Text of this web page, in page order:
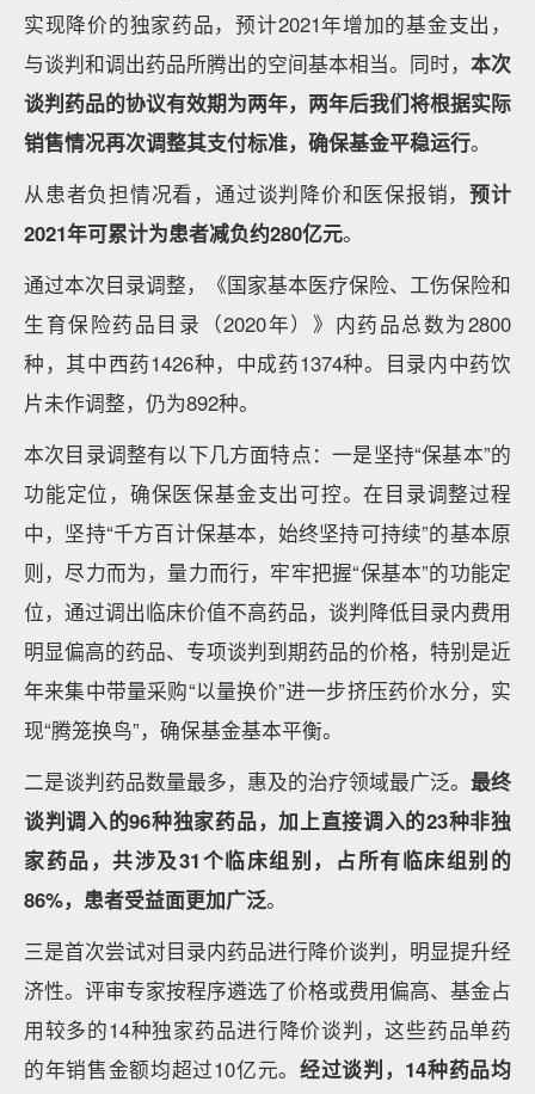
实现降价的独家药品，预计2021年增加的基金支出，
与谈判和调出药品所腾出的空间基本相当。同时， 本次
谈判药品的协议有效期为两年，两年后我们将根据实际
销售情况再次调整其支付标准，确保基金平稳运行。
从患者负担情况看，通过谈判降价和医保报销，预计
2021年可累计为患者减负约280亿元。
通过本次目录调整，《国家基本医疗保险、工伤保险和
生育保险药品目录（2020年）》内药品总数为2800
种，其中西药1426种，中成药1374种。目录内中药饮
片未作调整，仍为892种。
本次目录调整有以下几方面特点：一是坚持“保基本”的
功能定位，确保医保基金支出可控。在目录调整过程
中，坚持“千方百计保基本，始终坚持可持续”的基本原
则，尽力而为，量力而行，牢牢把握“保基本”的功能定
位，通过调出临床价值不高药品，谈判降低目录内费用
明显偏高的药品、专项谈判到期药品的价格，特别是近
年来集中带量采购“以量换价”进一步挤压药价水分，实
现“腾笼换鸟”，确保基金基本平衡。
二是谈判药品数量最多，惠及的治疗领域最广泛。 最终
谈判调入的96种独家药品，加上直接调入的23种非独
家药品，共涉及31个临床组别，占所有临床组别的
86%，患者受益面更加广泛。
三是首次尝试对目录内药品进行降价谈判，明显提升经
济性。评审专家按程序遴选了价格或费用偏高、基金占
用较多的14种独家药品进行降价谈判，这些药品单药
的年销售金额均超过10亿元。 经过谈判，14种药品均